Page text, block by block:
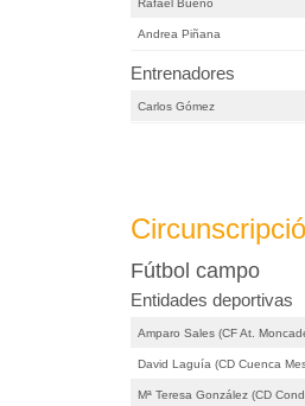
Rafael Bueno
Andrea Piñana
Entrenadores
Carlos Gómez
Fútbol campo
Entidades deportivas
Amparo Sales (CF At.
David Laguía (CD Cuenca
Mª Teresa González (CD